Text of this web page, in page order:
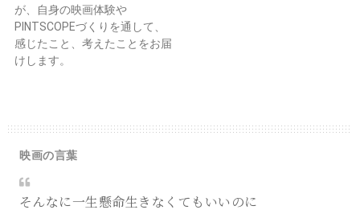
が、自身の映画体験や
PINTSCOPEづくりを通して、
感じたこと、考えたことをお届
けします。
映画の言葉
そんなに一生懸命生きなくてもいいのに